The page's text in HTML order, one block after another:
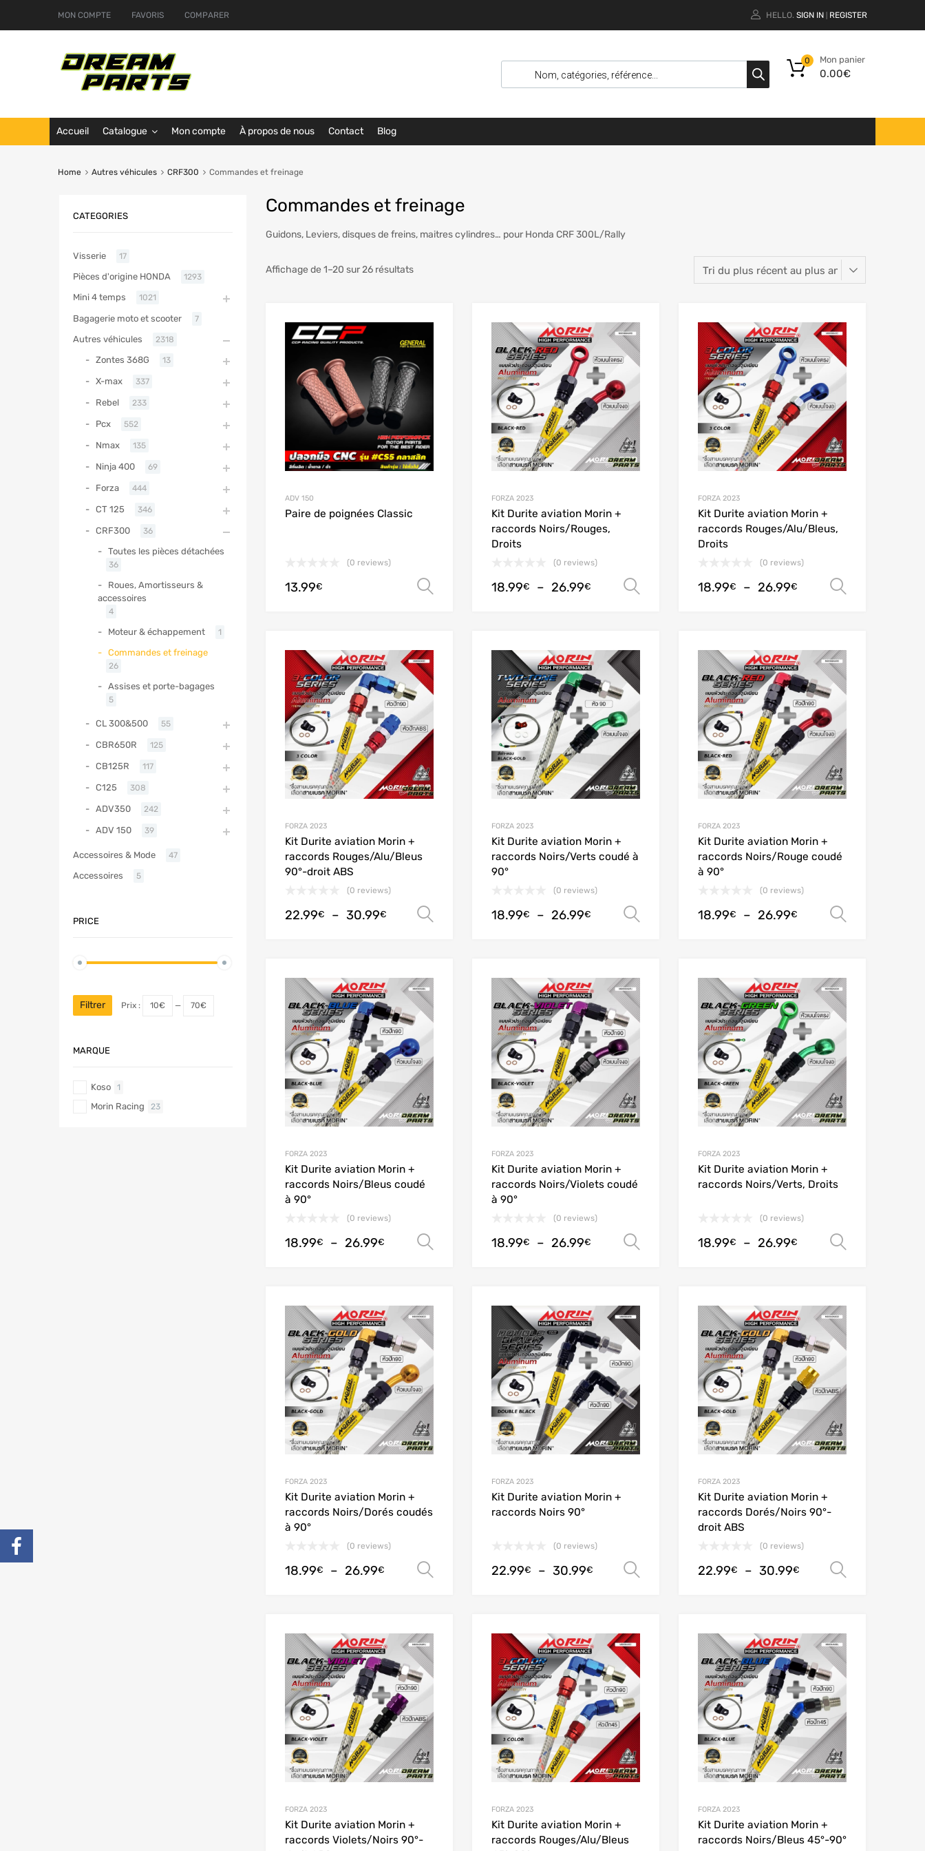
MON COMPTE FAVORIS COMPARER HELLO. SIGN IN REGISTER
Mon panier
0.00€
0
Accueil Catalogue Mon compte À propos de nous Contact Blog
Home Autres véhicules CRF300 Commandes et freinage
Commandes et freinage
Guidons, Leviers, disques de freins, maitres cylindres… pour Honda CRF 300L/Rally
Affichage de 1–20 sur 26 résultats
Add to Wishlist
Add to Compare
ADV 150
Paire de poignées Classic
(0 reviews)
13.99€ Choix des options
Add to Wishlist
FORZA 2023
Kit Durite aviation Morin +
raccords Noirs/Rouges,
Droits
(0 reviews)
18.99€ – 26.99€ Choix des options
FORZA 2023
Kit Durite aviation Morin +
raccords Rouges/Alu/Bleus,
Droits
(0 reviews)
18.99€ – 26.99€
Add to Wishlist
FORZA 2023
Kit Durite aviation Morin +
raccords Rouges/Alu/Bleus
90°-droit ABS
(0 reviews)
22.99€ – 30.99€ Choix des options
Add to Wishlist
Add to Compare
FORZA 2023
Kit Durite aviation Morin +
raccords Noirs/Verts coudé à
90°
(0 reviews)
18.99€ – 26.99€ Choix des options
FORZA 2023
Kit Durite aviation Morin +
raccords Noirs/Rouge coudé
à 90°
(0 reviews)
18.99€ – 26.99€
Add to Wishlist
Add to Compare
FORZA 2023
Kit Durite aviation Morin +
raccords Noirs/Bleus coudé
à 90°
(0 reviews)
18.99€ – 26.99€ Choix des options
Add to Wishlist
Add to Compare
FORZA 2023
Kit Durite aviation Morin +
raccords Noirs/Violets coudé
à 90°
(0 reviews)
18.99€ – 26.99€ Choix des options
FORZA 2023
Kit Durite aviation Morin +
raccords Noirs/Verts, Droits
(0 reviews)
18.99€ – 26.99€
Add to Wishlist
FORZA 2023
Kit Durite aviation Morin +
raccords Noirs/Dorés coudés
à 90°
(0 reviews)
18.99€ – 26.99€ Choix des options
Add to Wishlist
Add to Compare
FORZA 2023
Kit Durite aviation Morin +
raccords Noirs 90°
(0 reviews)
22.99€ – 30.99€ Choix des options
FORZA 2023
Kit Durite aviation Morin +
raccords Dorés/Noirs 90°-
droit ABS
(0 reviews)
22.99€ – 30.99€
Add to Wishlist
Add to Compare
FORZA 2023
Kit Durite aviation Morin +
raccords Violets/Noirs 90°-
Add to Wishlist
Add to Compare
FORZA 2023
Kit Durite aviation Morin +
raccords Rouges/Alu/Bleus
FORZA 2023
Kit Durite aviation Morin +
raccords Noirs/Bleus 45°-90°
CATEGORIES
Visserie 17
Pièces d'origine HONDA 1293
Mini 4 temps 1021
Bagagerie moto et scooter 7
Autres véhicules 2318
Zontes 368G 13
X-max 337
Rebel 233
Pcx 552
Nmax 135
Ninja 400 69
Forza 444
CT 125 346
CRF300 36
Toutes les pièces détachées
36
Roues, Amortisseurs &
accessoires
4
Moteur & échappement 1
Commandes et freinage
26
Assises et porte-bagages
5
CL 300&500 55
CBR650R 125
CB125R 117
C125 308
ADV350 242
ADV 150 39
Accessoires & Mode 47
Accessoires 5
PRICE
Filtrer Prix : 10€ — 70€
MARQUE
Koso 1
Morin Racing 23